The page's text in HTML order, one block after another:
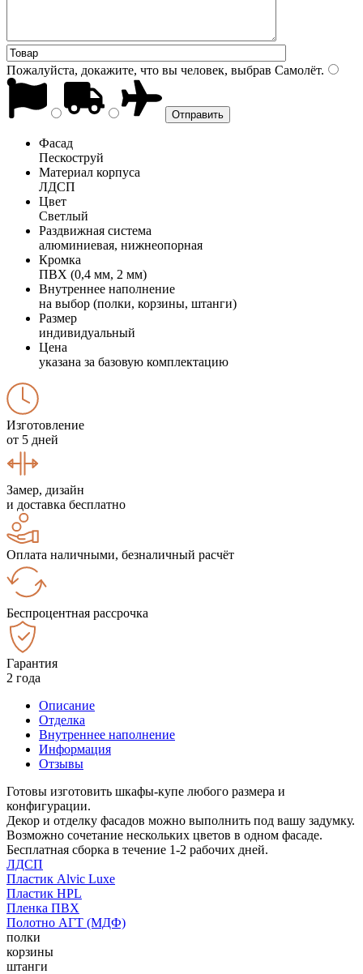
Пожалуйста, докажите, что вы человек, выбрав Самолёт.
Фасад
Пескоструй
Материал корпуса
ЛДСП
Цвет
Светлый
Раздвижная система
алюминиевая, нижнеопорная
Кромка
ПВХ (0,4 мм, 2 мм)
Внутреннее наполнение
на выбор (полки, корзины, штанги)
Размер
индивидуальный
Цена
указана за базовую комплектацию
Изготовление
от 5 дней
Замер, дизайн
и доставка бесплатно
Оплата наличными, безналичный расчёт
Беспроцентная рассрочка
Гарантия
2 года
Описание
Отделка
Внутреннее наполнение
Информация
Отзывы
Готовы изготовить шкафы-купе любого размера и
конфигурации.
Декор и отделку фасадов можно выполнить под вашу задумку.
Возможно сочетание нескольких цветов в одном фасаде.
Бесплатная сборка в течение 1-2 рабочих дней.
ЛДСП
Пластик Alvic Luxe
Пластик HPL
Пленка ПВХ
Полотно АГТ (МДФ)
полки
корзины
штанги